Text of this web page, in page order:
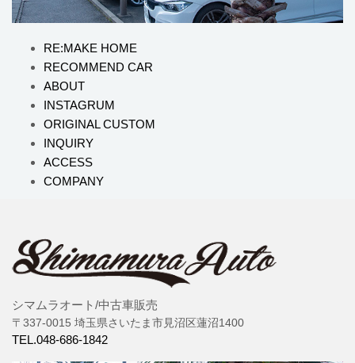
RE:MAKE HOME
RECOMMEND CAR
ABOUT
INSTAGRUM
ORIGINAL CUSTOM
INQUIRY
ACCESS
COMPANY
シマムラオート/中古車販売
〒337-0015 埼玉県さいたま市見沼区蓮沼1400
TEL.048-686-1842